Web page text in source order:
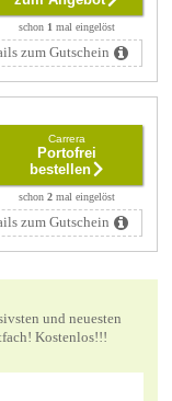
schon 1 mal eingelöst
zum Gutschein
Carrera
Portofrei
bestellen
schon2 mal eingelöst
zum Gutschein
und neuesten
Kostenlos!!!